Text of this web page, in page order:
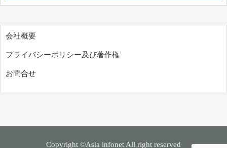
会社概要
プライバシーポリシー及び著作権
お問合せ
Copyright ©Asia infonet All right reserved